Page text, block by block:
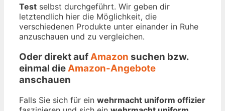
Test selbst durchgeführt. Wir geben dir
letztendlich hier die Möglichkeit, die
verschiedenen Produkte unter einander in Ruhe
anzuschauen und zu vergleichen.
Oder direkt aufAmazon suchen bzw.
einmal dieAmazon-Angebote
anschauen
Falls Sie sich für ein wehrmacht uniform offizier